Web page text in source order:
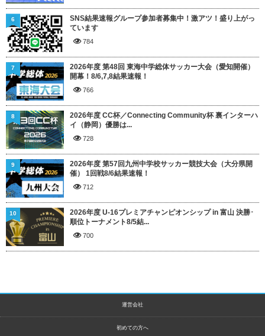
SNS結果速報グループ参加者募集中！激アツ！盛り上がっ
ています
784
6
2026年度 第48回 東海中学総体サッカー大会（愛知開催）
開幕！8/6,7,8結果速報！
766
7
2026年度 CC杯／Connecting Community杯 裏インターハ
イ（静岡）優勝は...
728
8
2026年度 第57回九州中学校サッカー競技大会（大分県開
催） 1回戦8/6結果速報！
712
9
2026年度 U-16プレミアチャンピオンシップ in 富山 決勝･
順位トーナメント8/5結...
700
10
運営会社
初めての方へ